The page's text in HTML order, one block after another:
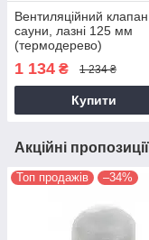
Вентиляційний
сауни, лазні 125 мм
(термодерево)
1 134 ₴ 1 234 ₴
Купити
Акційні
Топ продажів –34%